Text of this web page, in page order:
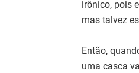
irônico, pois
mas talvez
Então,
uma casca